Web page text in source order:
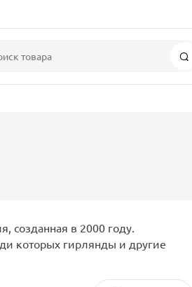
созданная в 2000 году.
которых гирлянды и другие